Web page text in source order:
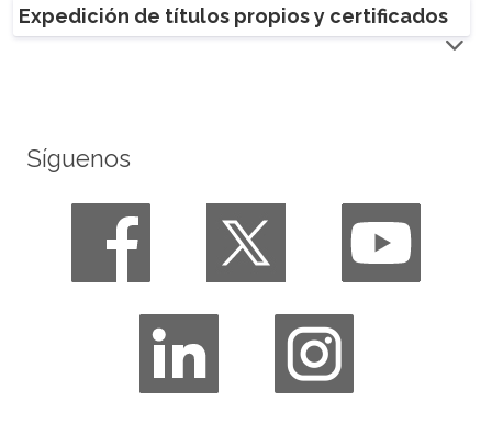
Expedición de títulos propios y certificados
Síguenos